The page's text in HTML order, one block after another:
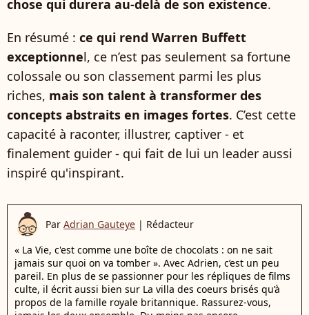
chose qui durera au-delà de son existence.
En résumé : ce qui rend Warren Buffett
exceptionnel, ce n’est pas seulement sa fortune
colossale ou son classement parmi les plus
riches, mais son talent à transformer des
concepts abstraits en images fortes. C’est cette
capacité à raconter, illustrer, captiver - et
finalement guider - qui fait de lui un leader aussi
inspiré qu'inspirant.
Par Adrian Gauteye | Rédacteur
« La Vie, c'est comme une boîte de chocolats : on ne sait
jamais sur quoi on va tomber ». Avec Adrien, c’est un peu
pareil. En plus de se passionner pour les répliques de films
culte, il écrit aussi bien sur La villa des coeurs brisés qu’à
propos de la famille royale britannique. Rassurez-vous,